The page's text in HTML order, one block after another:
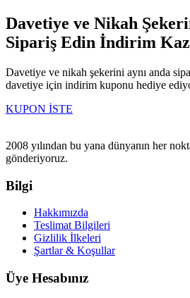
Davetiye ve Nikah
Sipariş Edin İndirim
Davetiye ve nikah şekerini aynı anda
davetiye için indirim kuponu hediye
KUPON İSTE
2008 yılından bu yana dünyanın her
gönderiyoruz.
Bilgi
Hakkımızda
Teslimat Bilgileri
Gizlilik İlkeleri
Şartlar & Koşullar
Üye Hesabınız